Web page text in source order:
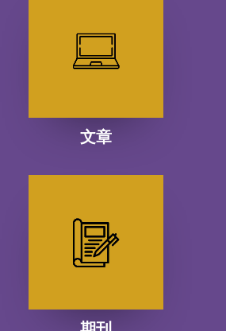
文章